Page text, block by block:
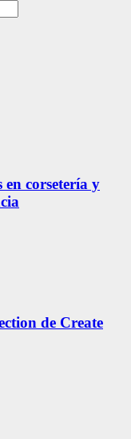
corsetería y
de Create